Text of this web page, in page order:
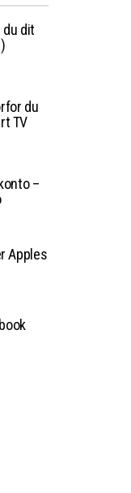
du dit
du
TV
–
Apples